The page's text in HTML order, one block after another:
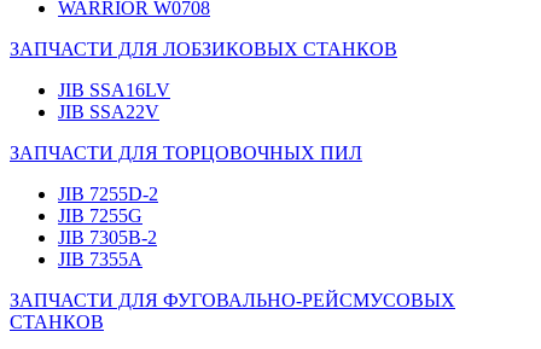
WARRIOR W0708
ЗАПЧАСТИ ДЛЯ ЛОБЗИКОВЫХ СТАНКОВ
JIB SSA16LV
JIB SSA22V
ЗАПЧАСТИ ДЛЯ ТОРЦОВОЧНЫХ ПИЛ
JIB 7255D-2
JIB 7255G
JIB 7305B-2
JIB 7355A
ЗАПЧАСТИ ДЛЯ ФУГОВАЛЬНО-РЕЙСМУСОВЫХ
СТАНКОВ